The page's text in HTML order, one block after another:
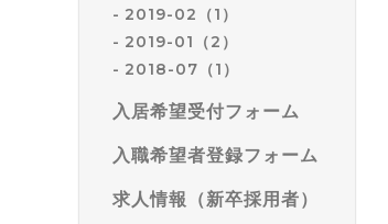
2019-02（1）
2019-01（2）
2018-07（1）
入居希望受付フォーム
入職希望者登録フォーム
求人情報（新卒採用者）